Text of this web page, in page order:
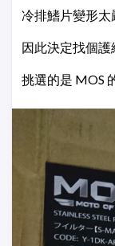
冷排鰭片變形
因此決定找個
挑選的是 MOS